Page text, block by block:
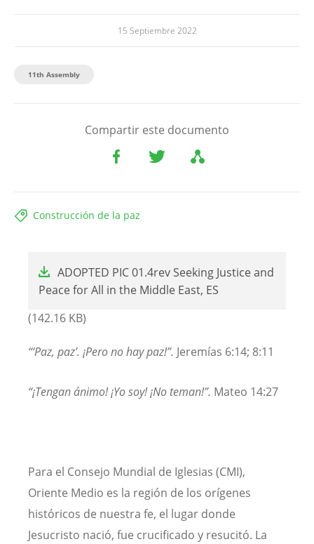
15 Septiembre 2022
11th Assembly
Compartir este documento
Construcción de la paz
ADOPTED PIC 01.4rev Seeking Justice and
Peace for All in the Middle East, ES
(142.16 KB)
“‘Paz, paz’. ¡Pero no hay paz!”. Jeremías 6:14; 8:11
“¡Tengan ánimo! ¡Yo soy! ¡No teman!”. Mateo 14:27
Para el Consejo Mundial de Iglesias (CMI),
Oriente Medio es la región de los orígenes
históricos de nuestra fe, el lugar donde
Jesucristo nació, fue crucificado y resucitó. La